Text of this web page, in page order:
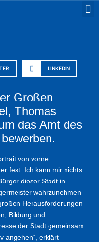
LINKEDIN
Großen
Thomas
das Amt des
fest. Ich kann mir nichts
dieser Stadt in
wahrzunehmen.
Herausforderungen
Bildung und
der Stadt gemeinsam
angehen“, erklärt